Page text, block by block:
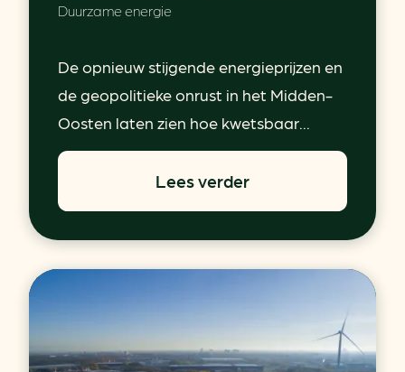
Duurzame energie
De opnieuw stijgende energieprijzen en
de geopolitieke onrust in het Midden-
Oosten laten zien hoe kwetsbaar...
Lees verder